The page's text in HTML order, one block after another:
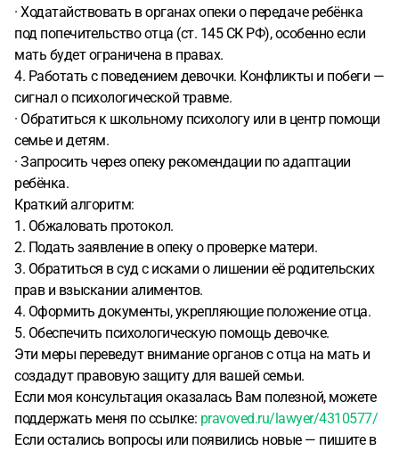
· Ходатайствовать в органах опеки о передаче ребёнка
под попечительство отца (ст. 145 СК РФ), особенно если
мать будет ограничена в правах.
4. Работать с поведением девочки. Конфликты и побеги —
сигнал о психологической травме.
· Обратиться к школьному психологу или в центр помощи
семье и детям.
· Запросить через опеку рекомендации по адаптации
ребёнка.
Краткий алгоритм:
1. Обжаловать протокол.
2. Подать заявление в опеку о проверке матери.
3. Обратиться в суд с исками о лишении её родительских
прав и взыскании алиментов.
4. Оформить документы, укрепляющие положение отца.
5. Обеспечить психологическую помощь девочке.
Эти меры переведут внимание органов с отца на мать и
создадут правовую защиту для вашей семьи.
Если моя консультация оказалась Вам полезной, можете
поддержать меня по ссылке: pravoved.ru/lawyer/4310577/
Если остались вопросы или появились новые — пишите в